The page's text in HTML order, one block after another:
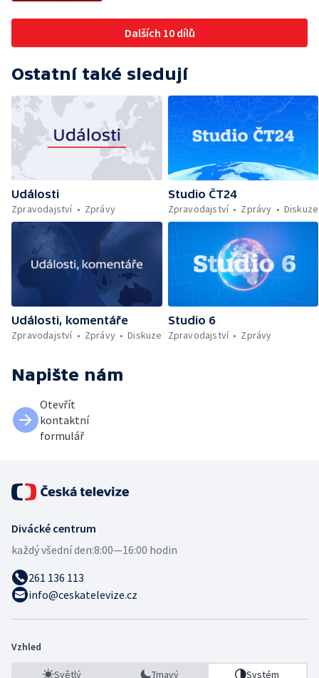
Dalších 10 dílů
Ostatní také sledují
Události
Zpravodajství
Zprávy
Studio ČT24
Zpravodajství
Zprávy Diskuze
Události, komentáře
Zpravodajství
Zprávy Diskuze
Studio 6
Zpravodajství
Zprávy
Napište nám
Otevřít
kontaktní
formulář
Divácké centrum
každý všední den:8:00—16:00 hodin
261 136 113
info@ceskatelevize.cz
Vzhled
Světlý Tmavý Systém